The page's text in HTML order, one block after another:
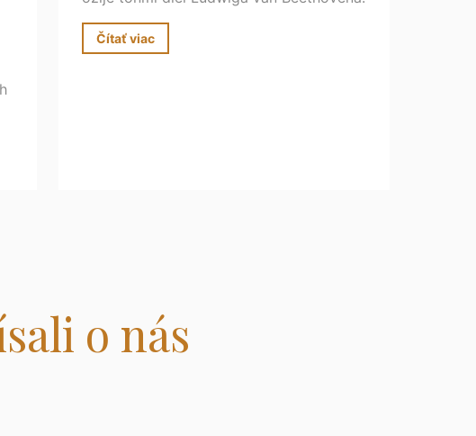
Čítať viac
o nás